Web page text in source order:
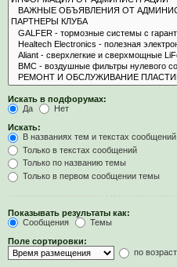
Искать в подфорумах:
Да
Нет
Искать:
В названиях тем и текстах сообщений
Только в текстах сообщений
Только по названию темы
Только в первом сообщении темы
Показывать результаты как:
Сообщения
Темы
Поле сортировки:
по